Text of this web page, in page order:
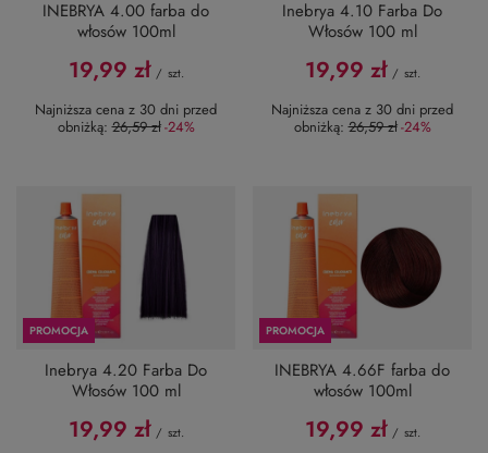
INEBRYA 4.00 farba do
włosów 100ml
19,99 zł / szt.
Najniższa cena z 30 dni przed
obniżką:26,59 zł-24%
Inebrya 4.10 Farba Do
Włosów 100 ml
19,99 zł / szt.
Najniższa cena z 30 dni przed
obniżką:26,59 zł-24%
PROMOCJA
Inebrya 4.20 Farba Do
Włosów 100 ml
19,99 zł / szt.
PROMOCJA
INEBRYA 4.66F farba do
włosów 100ml
19,99 zł / szt.